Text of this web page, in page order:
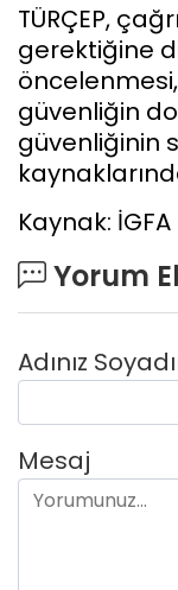
TÜRÇEP,
gerektiğine
güvenliğin
güvenliğinin
Kaynak: İGFA
Yorum
Adınız
Mesaj